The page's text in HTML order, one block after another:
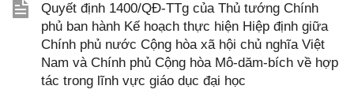
Quyết định 1400/QĐ-TTg của Thủ tướng Chính
phủ ban hành Kế hoạch thực hiện Hiệp định giữa
Chính phủ nước Cộng hòa xã hội chủ nghĩa Việt
Nam và Chính phủ Cộng hòa Mô-dăm-bích về hợp
tác trong lĩnh vực giáo dục đại học